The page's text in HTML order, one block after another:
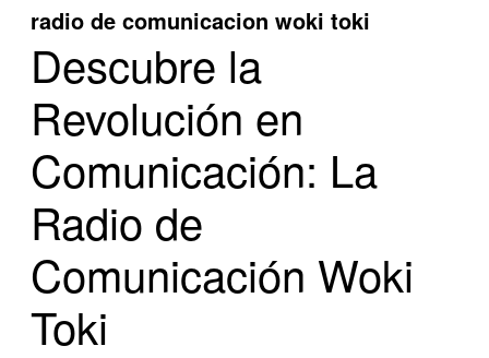
SATELITALES
radio de comunicacion woki toki
Descubre la
Revolución en
Comunicación: La
Radio de
Comunicación Woki
Toki